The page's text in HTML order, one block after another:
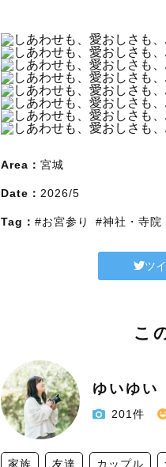
Area： 宮城
Date： 2026/5
Tag： #お宮参り #神社・寺院
ツ
こ
ゆいゆい
201件
家族 友達 カップル